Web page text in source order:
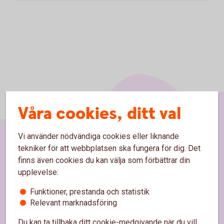
Våra cookies, ditt val
Vi använder nödvändiga cookies eller liknande
tekniker för att webbplatsen ska fungera för dig. Det
finns även cookies du kan välja som förbättrar din
upplevelse:
Funktioner, prestanda och statistik
Relevant marknadsföring
Du kan ta tillbaka ditt cookie-medgivande när du vill,
Sidfot
Hitta snabbt
Kontakta oss
Spärrhjälp
Hitta bankkontor